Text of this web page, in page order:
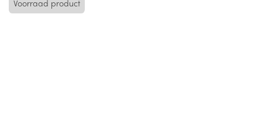
Voorraad product